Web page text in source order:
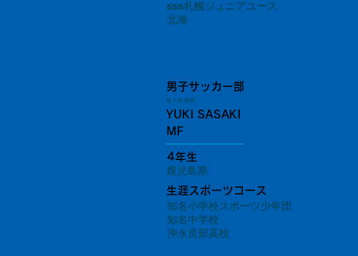
sss札幌ジュニアユース
北海
男子サッカー部
佐々木 有希
YUKI SASAKI
MF
4年生
生涯スポーツコース
鹿児島県
知名小学校スポーツ少年団
知名中学校
沖永良部高校